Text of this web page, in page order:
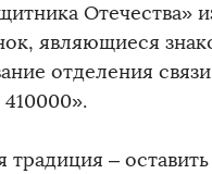
Отечества»
являющиеся
отделения
–